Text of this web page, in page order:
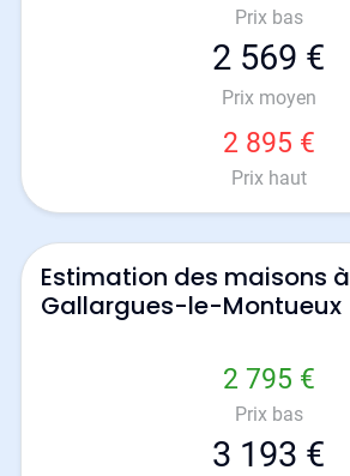
Prix bas
2 569 €
Prix moyen
2 895 €
Prix haut
Estimation des maisons à
Gallargues-le-Montueux
2 795 €
Prix bas
3 193 €